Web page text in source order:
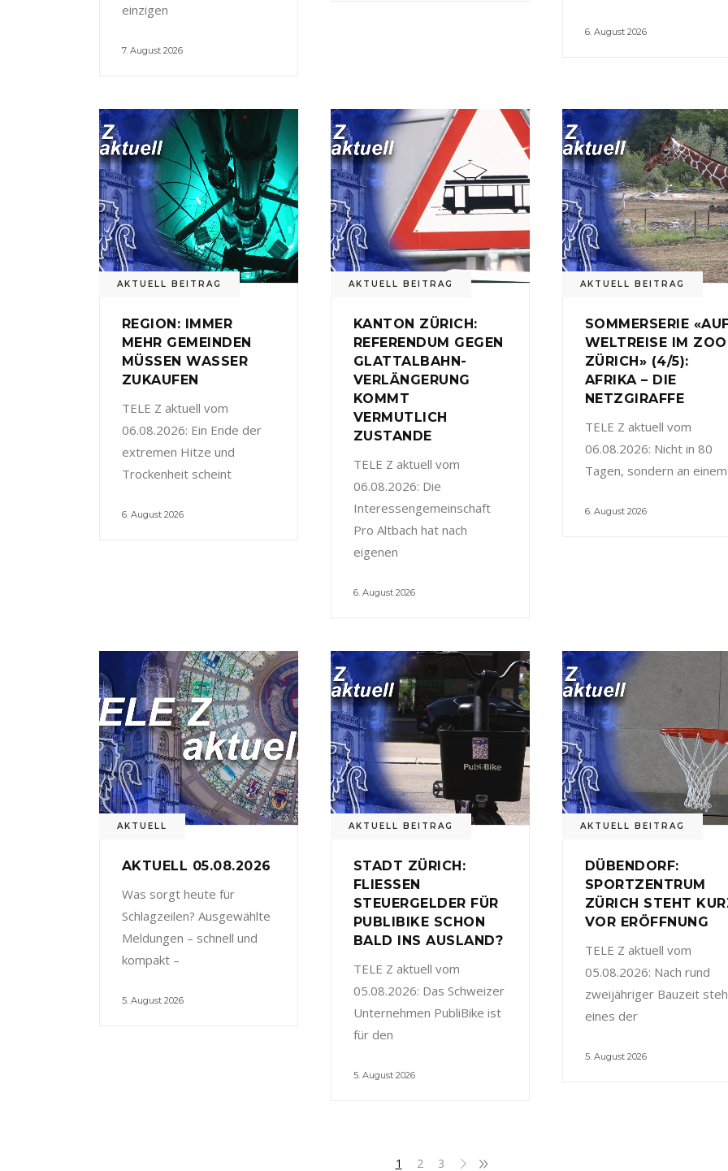
einzigen
7. August 2026
6. August 2026
AKTUELL BEITRAG
REGION: IMMER
MEHR GEMEINDEN
MÜSSEN WASSER
ZUKAUFEN
TELE Z aktuell vom
06.08.2026: Ein Ende der
extremen Hitze und
Trockenheit scheint
6. August 2026
AKTUELL BEITRAG
KANTON ZÜRICH:
REFERENDUM GEGEN
GLATTALBAHN-
VERLÄNGERUNG
KOMMT
VERMUTLICH
ZUSTANDE
TELE Z aktuell vom
06.08.2026: Die
Interessengemeinschaft
Pro Altbach hat nach
eigenen
6. August 2026
AKTUELL BEITRAG
SOMMERSERIE
WELTREISE IM ZOO
ZÜRICH» (4/5):
AFRIKA – DIE
NETZGIRAFFE
TELE Z aktuell vom
06.08.2026: Nicht in 80
Tagen, sondern an einem
6. August 2026
AKTUELL
AKTUELL 05.08.2026
Was sorgt heute für
Schlagzeilen? Ausgewählte
Meldungen – schnell und
kompakt –
5. August 2026
AKTUELL BEITRAG
STADT ZÜRICH:
FLIESSEN
STEUERGELDER FÜR
PUBLIBIKE SCHON
BALD INS AUSLAND?
TELE Z aktuell vom
05.08.2026: Das Schweizer
Unternehmen PubliBike ist
für den
5. August 2026
AKTUELL BEITRAG
DÜBENDORF:
SPORTZENTRUM
ZÜRICH STEHT
VOR ERÖFFNUNG
TELE Z aktuell vom
05.08.2026: Nach rund
zweijähriger Bauzeit
eines der
5. August 2026
1 2 3